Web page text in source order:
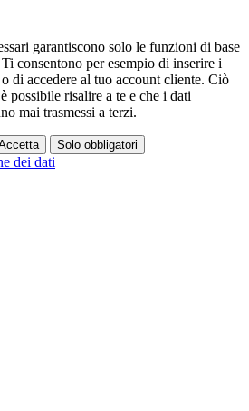
garantiscono solo le funzioni di base
consentono per esempio di inserire i
di accedere al tuo account cliente. Ciò
possibile risalire a te e che i dati
mai trasmessi a terzi.
Solo obbligatori
dei dati